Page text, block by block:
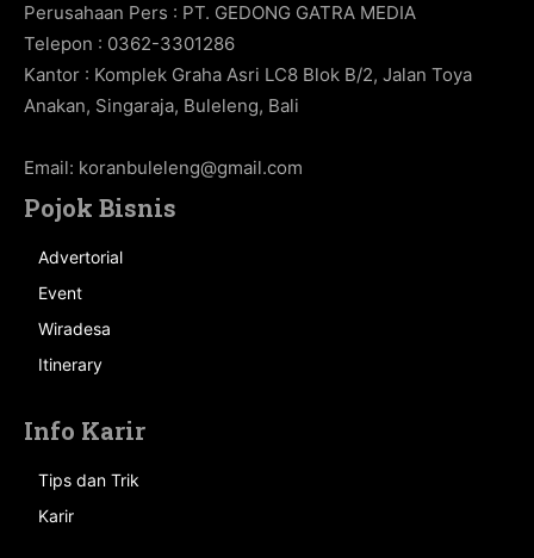
Perusahaan Pers : PT. GEDONG GATRA MEDIA
Telepon : 0362-3301286
Kantor : Komplek Graha Asri LC8 Blok B/2, Jalan Toya
Anakan, Singaraja, Buleleng, Bali
Email: koranbuleleng@gmail.com
Pojok Bisnis
Advertorial
Event
Wiradesa
Itinerary
Info Karir
Tips dan Trik
Karir